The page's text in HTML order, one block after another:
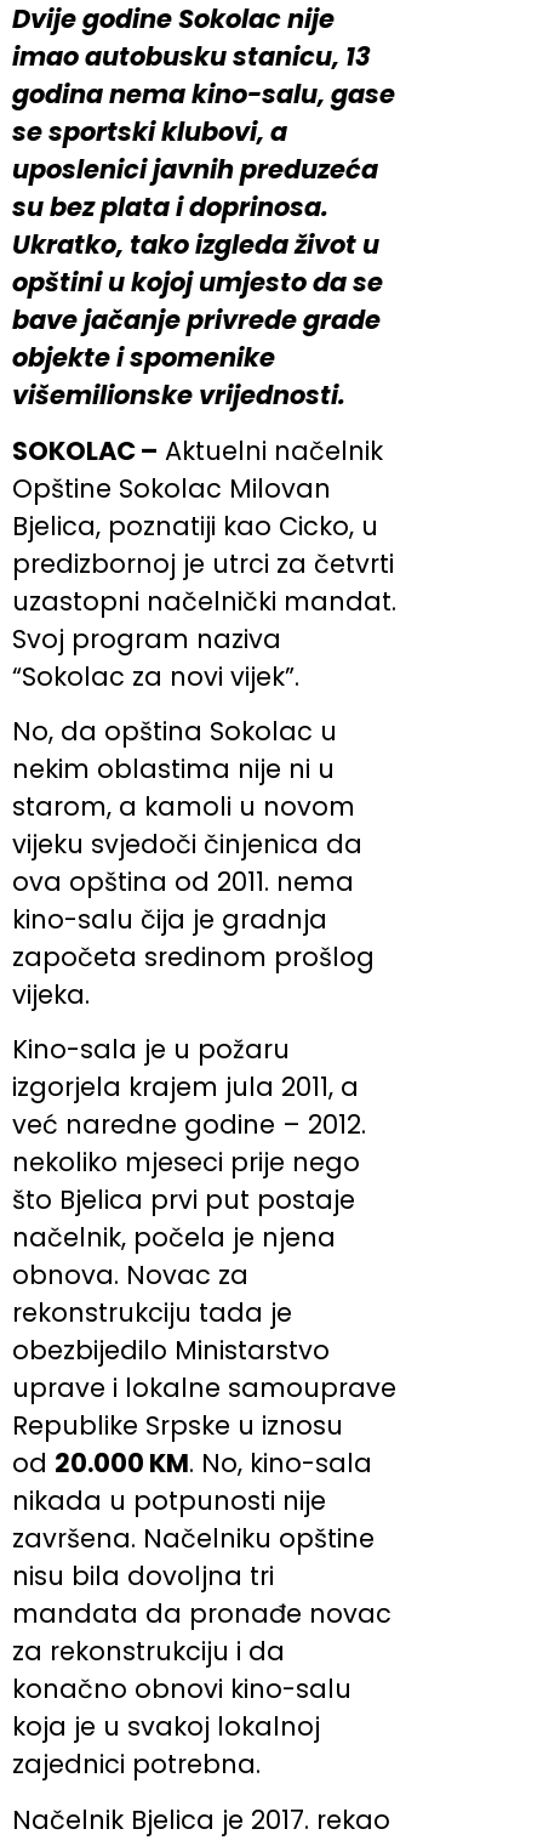
Dvije godine Sokolac nije
imao autobusku stanicu, 13
godina nema kino-salu, gase
se sportski klubovi, a
uposlenici javnih preduzeća
su bez plata i doprinosa.
Ukratko, tako izgleda život u
opštini u kojoj umjesto da se
bave jačanje privrede grade
objekte i spomenike
višemilionske vrijednosti.
SOKOLAC – Aktuelni načelnik
Opštine Sokolac Milovan
Bjelica, poznatiji kao Cicko, u
predizbornoj je utrci za četvrti
uzastopni načelnički mandat.
Svoj program naziva
“Sokolac za novi vijek”.
No, da opština Sokolac u
nekim oblastima nije ni u
starom, a kamoli u novom
vijeku svjedoči činjenica da
ova opština od 2011. nema
kino-salu čija je gradnja
započeta sredinom prošlog
vijeka.
Kino-sala je u požaru
izgorjela krajem jula 2011, a
već naredne godine – 2012.
nekoliko mjeseci prije nego
što Bjelica prvi put postaje
načelnik, počela je njena
obnova. Novac za
rekonstrukciju tada je
obezbijedilo Ministarstvo
uprave i lokalne samouprave
Republike Srpske u iznosu
od 20.000 KM. No, kino-sala
nikada u potpunosti nije
završena. Načelniku opštine
nisu bila dovoljna tri
mandata da pronađe novac
za rekonstrukciju i da
konačno obnovi kino-salu
koja je u svakoj lokalnoj
zajednici potrebna.
Načelnik Bjelica je 2017. rekao